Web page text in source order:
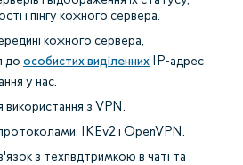
і пінгу кожного сервера.
кожного сервера,
до особистих виділенних IP-адрес
у нас.
використання з VPN.
IKEv2 і OpenVPN.
з техпвдтримкою в чаті та